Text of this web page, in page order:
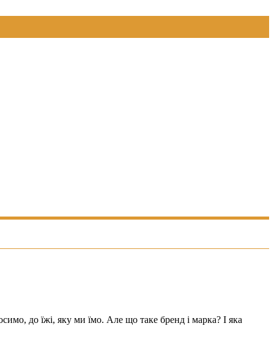
до їжі, яку ми їмо. Але що таке бренд і марка? І яка